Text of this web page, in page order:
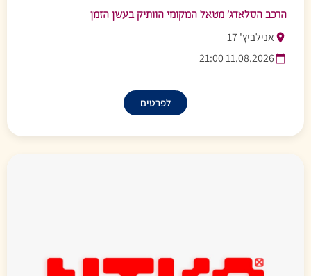
הרכב הסלאדג’ מטאל המקומי הוותיק בעשן הזמן
אנילביץ' 17
11.08.2026 21:00
לפרטים